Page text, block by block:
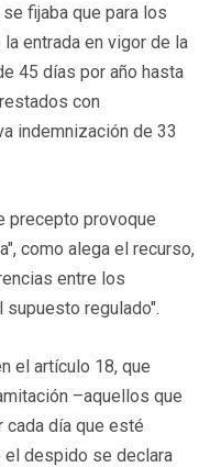
fijaba que para los
entrada en vigor de la
45 días por año hasta
con
indemnización de 33
precepto provoque
como alega el recurso,
entre los
regulado".
el artículo 18, que
–aquellos que
cada día que esté
el despido se declara